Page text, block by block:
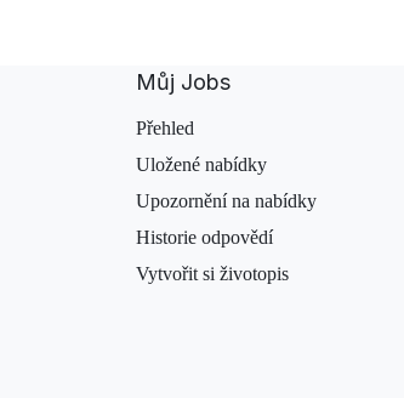
Můj Jobs
Přehled
Uložené nabídky
Upozornění na nabídky
Historie odpovědí
Vytvořit si životopis